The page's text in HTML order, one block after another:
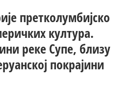
претколумбијско
култура.
реке Супе, близу
покрајини